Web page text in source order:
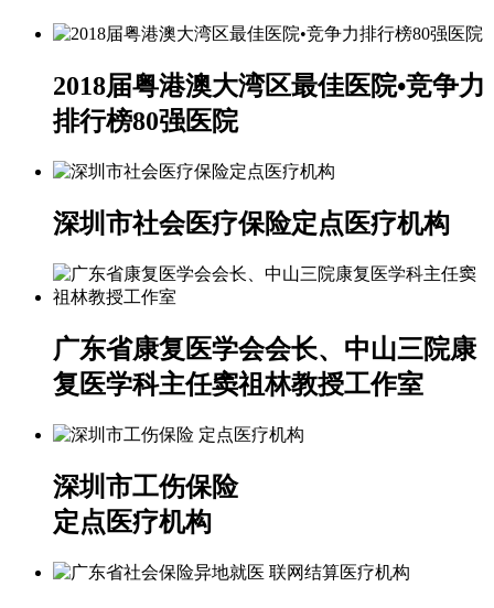
2018届粤港澳大湾区最佳医院•竞争力
排行榜80强医院
深圳市社会医疗保险定点医疗机构
广东省康复医学会会长、中山三院康
复医学科主任窦祖林教授工作室
深圳市工伤保险
定点医疗机构